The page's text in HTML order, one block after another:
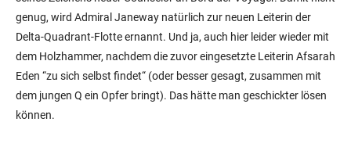
genug, wird Admiral Janeway natürlich zur neuen Leiterin der
Delta-Quadrant-Flotte ernannt. Und ja, auch hier leider wieder mit
dem Holzhammer, nachdem die zuvor eingesetzte Leiterin Afsarah
Eden “zu sich selbst findet“ (oder besser gesagt, zusammen mit
dem jungen Q ein Opfer bringt). Das hätte man geschickter lösen
können.